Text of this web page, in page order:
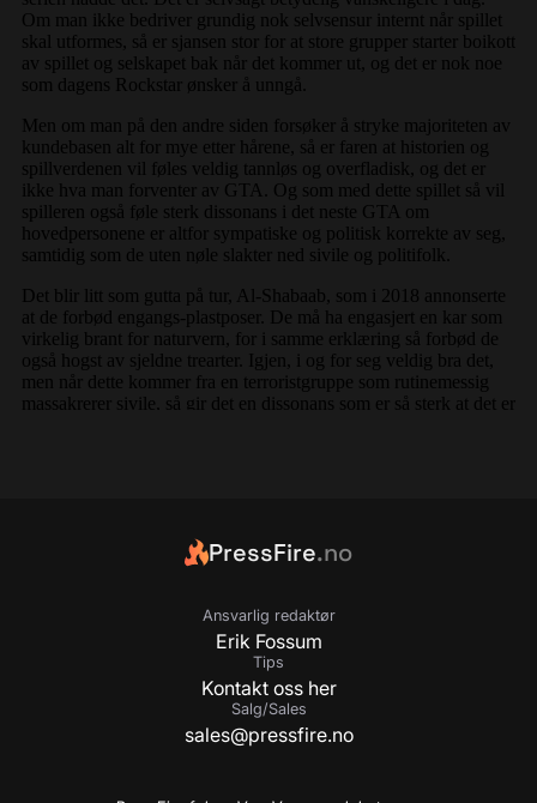
PressFire.no
Ansvarlig redaktør
Erik Fossum
Tips
Kontakt oss her
Salg/Sales
sales@pressfire.no